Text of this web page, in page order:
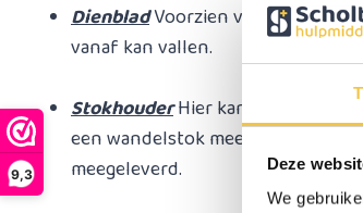
Deze
We
9,3
DienbladVoorzien van steuntjes
vanaf kan vallen.
StokhouderHier kan een
een wandelstok mee wilt nemen.
meegeleverd.